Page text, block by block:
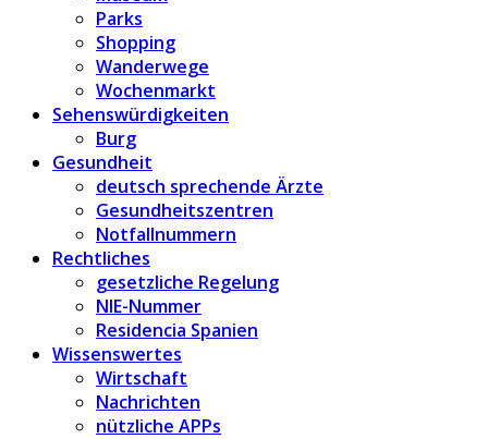
Parks
Shopping
Wanderwege
Wochenmarkt
Sehenswürdigkeiten
Burg
Gesundheit
deutsch sprechende Ärzte
Gesundheitszentren
Notfallnummern
Rechtliches
gesetzliche Regelung
NIE-Nummer
Residencia Spanien
Wissenswertes
Wirtschaft
Nachrichten
nützliche APPs